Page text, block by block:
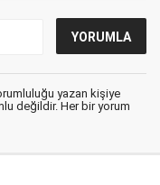
yazan kişiye
değildir. Her bir yorum